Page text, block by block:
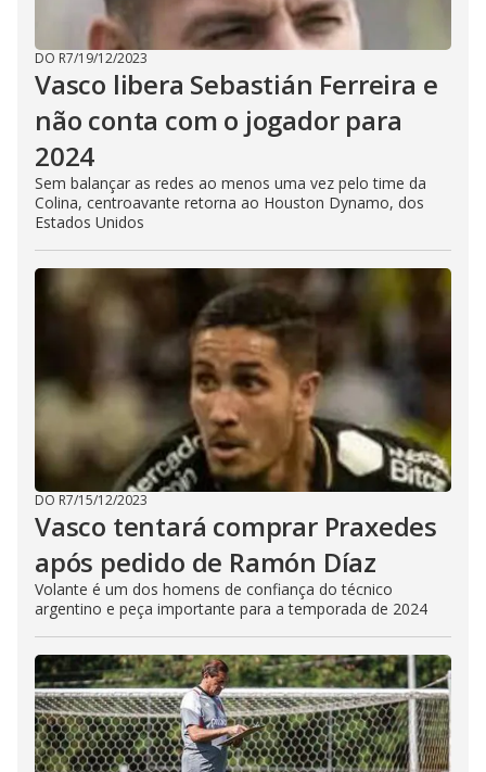
DO R7/19/12/2023
Vasco libera Sebastián Ferreira e
não conta com o jogador para
2024
Sem balançar as redes ao menos uma vez pelo time da
Colina, centroavante retorna ao Houston Dynamo, dos
Estados Unidos
DO R7/15/12/2023
Vasco tentará comprar Praxedes
após pedido de Ramón Díaz
Volante é um dos homens de confiança do técnico
argentino e peça importante para a temporada de 2024